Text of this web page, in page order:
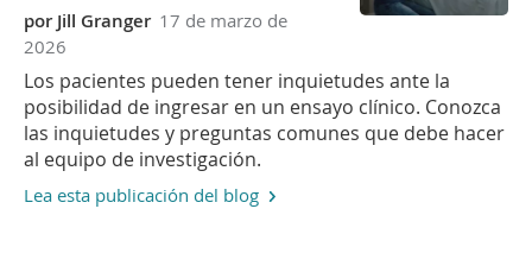
porJill Granger 17 de marzo de
2026
Los pacientes pueden tener inquietudes ante la
posibilidad de ingresar en un ensayo clínico. Conozca
las inquietudes y preguntas comunes que debe hacer
al equipo de investigación.
Lea esta publicación del blog